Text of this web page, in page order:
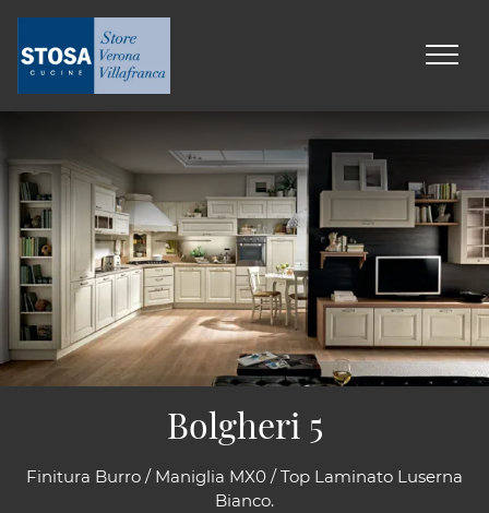
Finitura Burro / Maniglia MX0 / Top Laminato Luserna
Bianco.
Bolgheri 5